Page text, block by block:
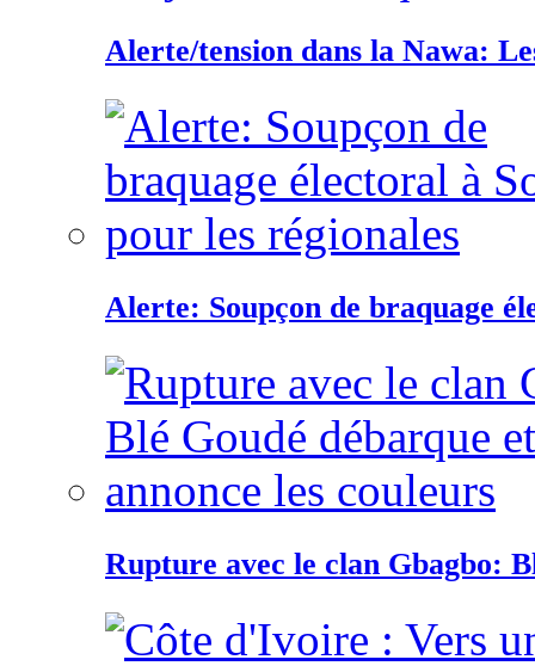
Alerte/tension dans la Nawa:
Alerte: Soupçon de braquage
Rupture avec le clan Gbagbo: